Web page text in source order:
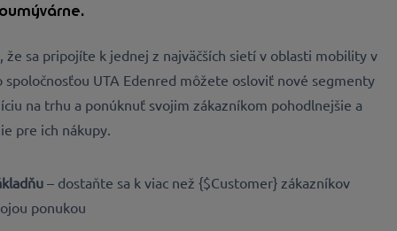
sa pripojíte k jednej z najväčších sietí v oblasti mobility v
spoločnosťou UTA Edenred môžete osloviť nové segmenty
na trhu a ponúknuť svojim zákazníkom pohodlnejšie a
pre ich nákupy.
– dostaňte sa k viac než {$Customer} zákazníkov
ponukou